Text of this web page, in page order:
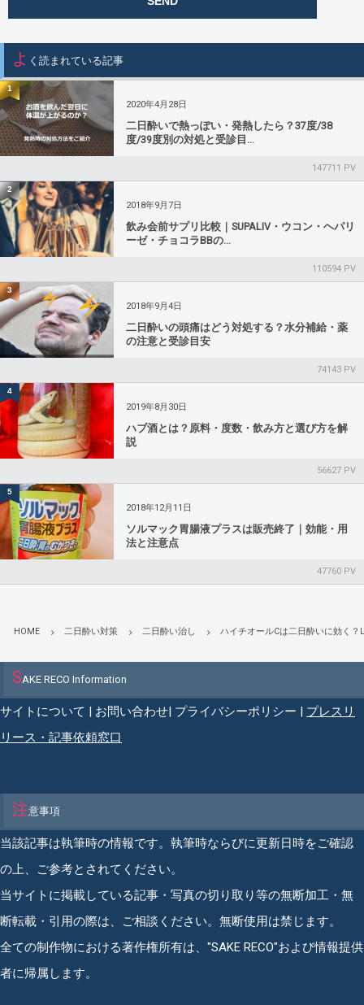
よ く読まれている記事
1
2020年4月28日
二日酔いで熱っぽい・発熱したら？37度/38
度/39度別の対処と受診目...
147711 PV
2
2018年9月7日
飲み会前サプリ比較｜SUPALIV・ウコン・ヘパリ
ーゼ・チョコラBBの...
110594 PV
3
2018年9月4日
二日酔いの頭痛はどう対処する？水分補給・薬
の注意と受診目安
74143 PV
4
2019年8月30日
ハブ酒とは？原料・度数・飲み方と選び方を解
説
56627 PV
5
2018年12月11日
ソルマック胃腸液プラスは販売終了｜効能・用
法と注意点
47760 PV
HOME 二日酔い対策 二日酔い治し ハイチオールCは二日酔いに効く
SAKE RECO Information
サイトについて お問い合わせ プライバシーポリシー
プレスリ
リース・記事依頼窓口
注意事項
当該記事は執筆時の情報です。執筆時ならびに更新日時をご確認
の上、ご参考とされてください。
当サイトに掲載している記事・写真の切り取り等の無断加工・無
断転載・引用の際は、ご相談ください。無断使用は禁じます。
全ての制作物における著作権所有は、"SAKE RECO"および情報提供
者に帰属します。